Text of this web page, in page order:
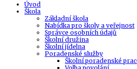
Úvod
Škola
Základní škola
Nabídka pro školy a veřejnost
Správce osobních údajů
Školní družina
Školní jídelna
Poradenské služby
Školní poradenské